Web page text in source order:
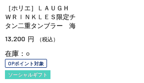
［ホリエ］ＬＡＵＧＨ
ＷＲＩＮＫＬＥＳ限定チ
タン二重タンブラー 海
13,200 円 （税込）
在庫：○
OPポイント対象
ソーシャルギフト